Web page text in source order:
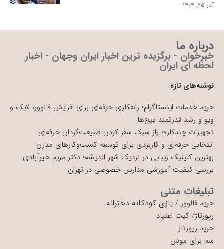
آذر ۲۵, ۱۴۰۴
درباره ما
خبرخوان - برگزیده ترین اخبار ایران وجهان - اخبار
لحظه ای ایران
نوشته‌های تازه
خرید خدمات اینستاگرام؛ راهکاری حرفه‌ای برای افزایش فالوور، لایک و
ویو و رشد قدرتمند پیج‌ها
تجهیزات چندکاره؛ راز سبک سفر کردن طبیعت‌گردان حرفه‌ای
انتخابی حرفه‌ای و کاربردی برای توسعه کسب‌وکارهای مدرن
بهترین کلینیک زیبایی در نزدیک شهر اندیشه؛ دکتر مریم خیرآبادی
بررسی کیفیت آموزشی مدارس خصوصی در تهران
تبلیغات متنی
خرید فالوور / بازی کودکانه دخترانه
رپورتاژ/ کیت اعتیاد
خرید رپورتاژ
سم برای موش